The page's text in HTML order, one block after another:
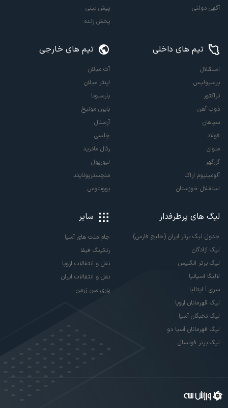
آگهی دولتی
پیش بینی
پخش زنده
تیم های داخلی
استقلال
پرسپولیس
تراکتور
ذوب آهن
سپاهان
فولاد
ملوان
گل‌گهر
آلومینیوم اراک
استقلال خوزستان
تیم های خارجی
آث میلان
اینتر میلان
بارسلونا
بایرن مونیخ
آرسنال
چلسی
رئال مادرید
لیورپول
منچستریونایتد
یوونتوس
لیگ های پرطرفدار
جدول لیگ برتر ایران (خلیج فارس)
لیگ آزادگان
لیگ برتر انگلیس
لالیگا اسپانیا
سری آ ایتالیا
لیگ قهرمانان اروپا
لیگ نخبگان آسیا
لیگ قهرمانان آسیا دو
لیگ برتر فوتسال
سایر
جام ملت های آسیا
رنکینگ فیفا
نقل و انتقالات اروپا
نقل و انتقالات ایران
پاری سن ژرمن